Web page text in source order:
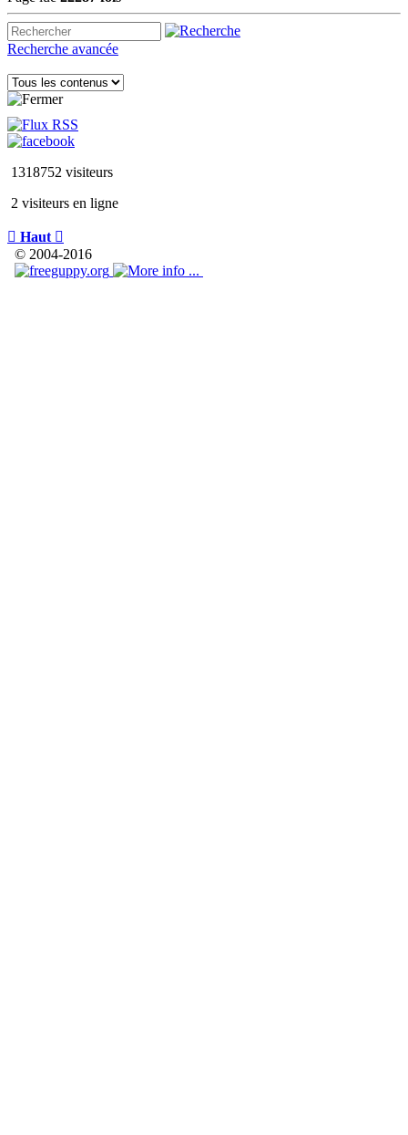
Recherche avancée
1318752 visiteurs
2 visiteurs en ligne
 Haut 
© 2004-2016